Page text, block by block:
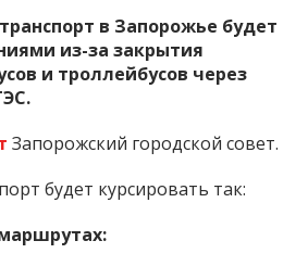
в Запорожье будет
из-за закрытия
и троллейбусов через
Запорожский городской совет.
будет курсировать так: